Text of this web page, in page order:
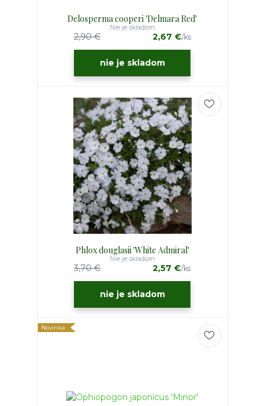
Delosperma cooperi 'Delmara Red'
2,90 € 2,67 €/ks
Nie je skladom
nie je skladom
Phlox douglasii 'White Admiral'
3,70 € 2,57 €/ks
Nie je skladom
nie je skladom
Novinka